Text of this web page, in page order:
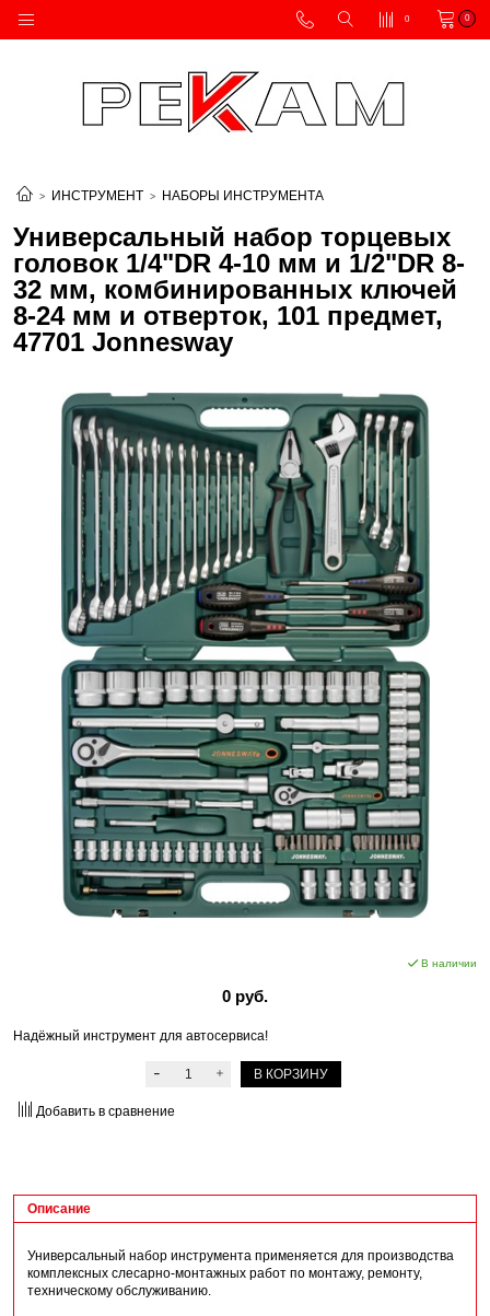
0 0
ИНСТРУМЕНТ НАБОРЫ ИНСТРУМЕНТА
Универсальный набор торцевых
головок 1/4"DR 4-10 мм и 1/2"DR 8-
32 мм, комбинированных ключей
8-24 мм и отверток, 101 предмет,
47701 Jonnesway
В наличии
0 руб.
Надёжный инструмент для автосервиса!
В КОРЗИНУ
Добавить в сравнение
Описание
Универсальный набор инструмента применяется для производства
комплексных слесарно-монтажных работ по монтажу, ремонту,
техническому обслуживанию.